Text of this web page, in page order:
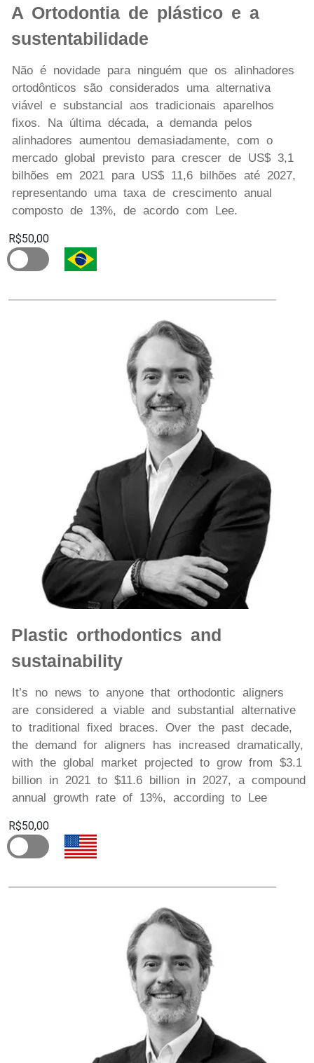
A Ortodontia de plástico e a
sustentabilidade
Não é novidade para ninguém que os alinhadores
ortodônticos são considerados uma alternativa
viável e substancial aos tradicionais aparelhos
fixos. Na última década, a demanda pelos
alinhadores aumentou demasiadamente, com o
mercado global previsto para crescer de US$ 3,1
bilhões em 2021 para US$ 11,6 bilhões até 2027,
representando uma taxa de crescimento anual
composto de 13%, de acordo com Lee.
R$50,00
Plastic orthodontics and
sustainability
It’s no news to anyone that orthodontic aligners
are considered a viable and substantial alternative
to traditional fixed braces. Over the past decade,
the demand for aligners has increased dramatically,
with the global market projected to grow from $3.1
billion in 2021 to $11.6 billion in 2027, a compound
annual growth rate of 13%, according to Lee
R$50,00